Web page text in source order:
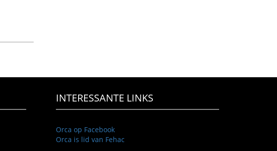
INTERESSANTE LINKS
Orca op Facebook
Orca is lid van Fehac